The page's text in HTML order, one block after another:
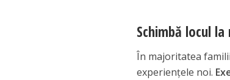
Schimbă locul la
În majoritatea
experiențele noi.